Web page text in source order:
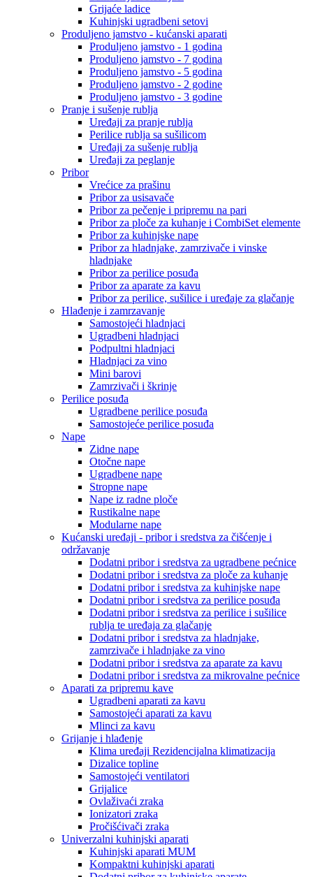
Grijaće ladice
Kuhinjski ugradbeni setovi
Produljeno jamstvo - kućanski aparati
Produljeno jamstvo - 1 godina
Produljeno jamstvo - 7 godina
Produljeno jamstvo - 5 godina
Produljeno jamstvo - 2 godine
Produljeno jamstvo - 3 godine
Pranje i sušenje rublja
Uređaji za pranje rublja
Perilice rublja sa sušilicom
Uređaji za sušenje rublja
Uređaji za peglanje
Pribor
Vrećice za prašinu
Pribor za usisavače
Pribor za pečenje i pripremu na pari
Pribor za ploče za kuhanje i CombiSet elemente
Pribor za kuhinjske nape
Pribor za hladnjake, zamrzivače i vinske
hladnjake
Pribor za perilice posuđa
Pribor za aparate za kavu
Pribor za perilice, sušilice i uređaje za glačanje
Hlađenje i zamrzavanje
Samostojeći hladnjaci
Ugradbeni hladnjaci
Podpultni hladnjaci
Hladnjaci za vino
Mini barovi
Zamrzivači i škrinje
Perilice posuđa
Ugradbene perilice posuđa
Samostojeće perilice posuđa
Nape
Zidne nape
Otočne nape
Ugradbene nape
Stropne nape
Nape iz radne ploče
Rustikalne nape
Modularne nape
Kućanski uređaji - pribor i sredstva za čišćenje i
održavanje
Dodatni pribor i sredstva za ugradbene pećnice
Dodatni pribor i sredstva za ploče za kuhanje
Dodatni pribor i sredstva za kuhinjske nape
Dodatni pribor i sredstva za perilice posuđa
Dodatni pribor i sredstva za perilice i sušilice
rublja te uređaja za glačanje
Dodatni pribor i sredstva za hladnjake,
zamrzivače i hladnjake za vino
Dodatni pribor i sredstva za aparate za kavu
Dodatni pribor i sredstva za mikrovalne pećnice
Aparati za pripremu kave
Ugradbeni aparati za kavu
Samostojeći aparati za kavu
Mlinci za kavu
Grijanje i hlađenje
Klima uređaji Rezidencijalna klimatizacija
Dizalice topline
Samostojeći ventilatori
Grijalice
Ovlaživaći zraka
Ionizatori zraka
Pročišćivači zraka
Univerzalni kuhinjski aparati
Kuhinjski aparati MUM
Kompaktni kuhinjski aparati